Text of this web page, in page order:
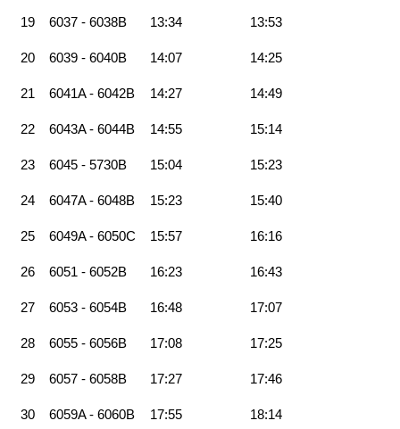
19 6037 - 6038B 13:34 13:53
20 6039 - 6040B 14:07 14:25
21 6041A - 6042B 14:27 14:49
22 6043A - 6044B 14:55 15:14
23 6045 - 5730B 15:04 15:23
24 6047A - 6048B 15:23 15:40
25 6049A - 6050C 15:57 16:16
26 6051 - 6052B 16:23 16:43
27 6053 - 6054B 16:48 17:07
28 6055 - 6056B 17:08 17:25
29 6057 - 6058B 17:27 17:46
30 6059A - 6060B 17:55 18:14